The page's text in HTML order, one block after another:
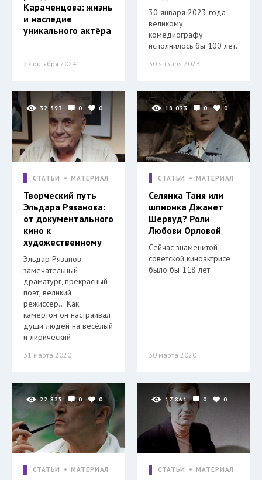
Караченцова: жизнь
и наследие
уникального актёра
27 октября 2024
30 января 2023 года
великому
комедиографу
исполнилось бы 100 лет.
30 января 2023
32 393 0 0
СТАТЬИ МАТЕРИАЛ
Творческий путь
Эльдара Рязанова:
от документального
кино к
художественному
Эльдар Рязанов –
замечательный
драматург, прекрасный
поэт, великий
режиссёр… Как
камертон он настраивал
души людей на весёлый
и лирический
31 марта 2020
18 023 0 0
СТАТЬИ МАТЕРИАЛ
Селянка Таня или
шпионка Джанет
Шервуд? Роли
Любови Орловой
Сейчас знаменитой
советской киноактрисе
было бы 118 лет
30 марта 2020
22 825 0 0
СТАТЬИ МАТЕРИАЛ
17 861 0 0
СТАТЬИ МАТЕРИАЛ